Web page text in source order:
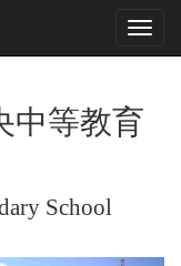
中等教育
School